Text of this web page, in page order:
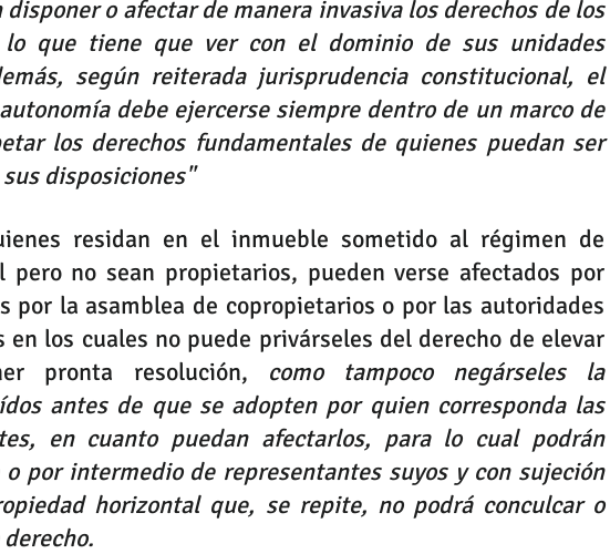
disponer o afectar de manera invasiva los derechos de los
que tiene que ver con el dominio de sus unidades
según reiterada jurisprudencia constitucional, el
debe ejercerse siempre dentro de un marco de
los derechos fundamentales de quienes puedan ser
disposiciones"
residan en el inmueble sometido al régimen de
pero no sean propietarios, pueden verse afectados por
por la asamblea de copropietarios o por las autoridades
en los cuales no puede privárseles del derecho de elevar
pronta resolución, como tampoco negárseles la
antes de que se adopten por quien corresponda las
en cuanto puedan afectarlos, para lo cual podrán
por intermedio de representantes suyos y con sujeción
horizontal que, se repite, no podrá conculcar o